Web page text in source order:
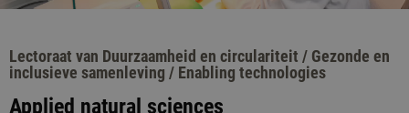
Lectoraat van Duurzaamheid en circulariteit / Gezonde en
inclusieve samenleving / Enabling technologies
Applied natural sciences